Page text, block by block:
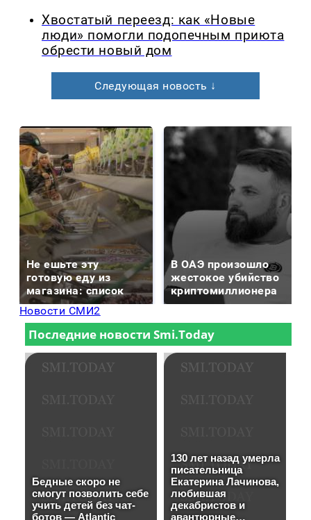
Хвостатый переезд: как «Новые
люди» помогли подопечным приюта
обрести новый дом
Следующая новость ↓
Не ешьте эту
готовую еду из
магазина: список
В ОАЭ произошло
жестокое убийство
криптомиллионера
Новости СМИ2